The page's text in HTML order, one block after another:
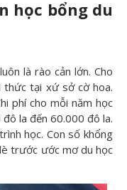
học bổng du
là rào cản lớn. Cho
thức tại xứ sở cờ hoa.
phí cho mỗi năm học
la đến 60.000 đô la.
học. Con số khổng
trước ước mơ du học